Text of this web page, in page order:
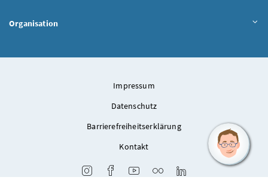
Organisation
Impressum
Datenschutz
Barrierefreiheitserklärung
Kontakt
InstagramFacebookYoutubeFlickr